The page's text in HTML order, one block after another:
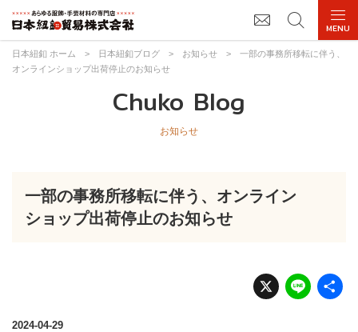
日本紐釦 ホーム > 日本紐釦ブログ > お知らせ >
一部の事務所移転に伴う、
オンラインショップ出荷停止のお知らせ
Chuko Blog
お知らせ
一部の事務所移転に伴う、オンライン
ショップ出荷停止のお知らせ
X Li
n
2024-04-29